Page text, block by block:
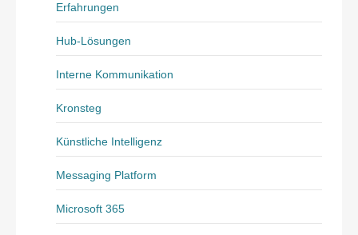
Erfahrungen
Hub-Lösungen
Interne Kommunikation
Kronsteg
Künstliche Intelligenz
Messaging Platform
Microsoft 365